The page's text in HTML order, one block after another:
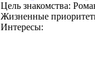
Цель знакомства:
Жизненные
Интересы: